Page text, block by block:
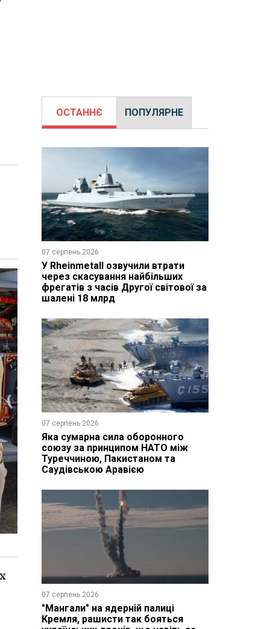
ОСТАННЄ ПОПУЛЯРНЕ
07 серпень 2026
У Rheinmetall озвучили втрати
через скасування найбільших
фрегатів з часів Другої світової за
шалені 18 млрд
07 серпень 2026
Яка сумарна сила оборонного
союзу за принципом НАТО між
Туреччиною, Пакистаном та
Саудівською Аравією
07 серпень 2026
"Мангали" на ядерній палиці
Кремля, рашисти так бояться